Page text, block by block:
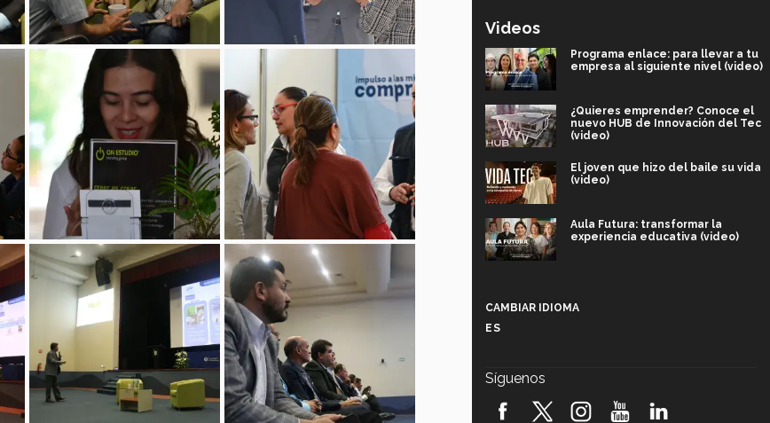
Videos
Programa enlace: para llevar a tu
empresa al siguiente nivel (video)
¿Quieres emprender? Conoce el
nuevo HUB de Innovación del Tec
(video)
El joven que hizo del baile su vida
(video)
Aula Futura: transformar la
experiencia educativa (video)
robótica FIRST 2026! (video)
CAMBIAR IDIOMA
ES
Síguenos